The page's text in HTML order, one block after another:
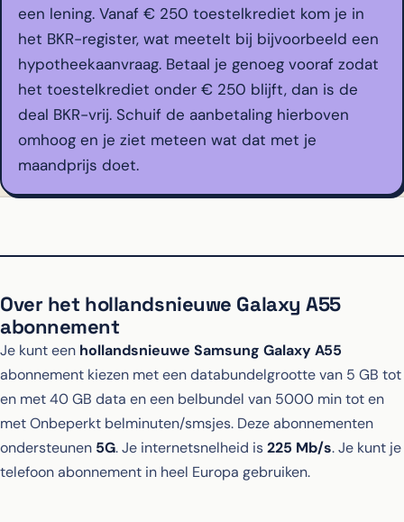
een lening. Vanaf € 250 toestelkrediet kom je in
het BKR-register, wat meetelt bij bijvoorbeeld een
hypotheekaanvraag. Betaal je genoeg vooraf zodat
het toestelkrediet onder € 250 blijft, dan is de
deal BKR-vrij. Schuif de aanbetaling hierboven
omhoog en je ziet meteen wat dat met je
maandprijs doet.
Over het hollandsnieuwe Galaxy A55
abonnement
Je kunt een hollandsnieuwe Samsung Galaxy A55
abonnement kiezen met een databundelgrootte van 5 GB tot
en met 40 GB data en een belbundel van 5000 min tot en
met Onbeperkt belminuten/smsjes. Deze abonnementen
ondersteunen 5G. Je internetsnelheid is225 Mb/s. Je kunt je
telefoon abonnement in heel Europa gebruiken.